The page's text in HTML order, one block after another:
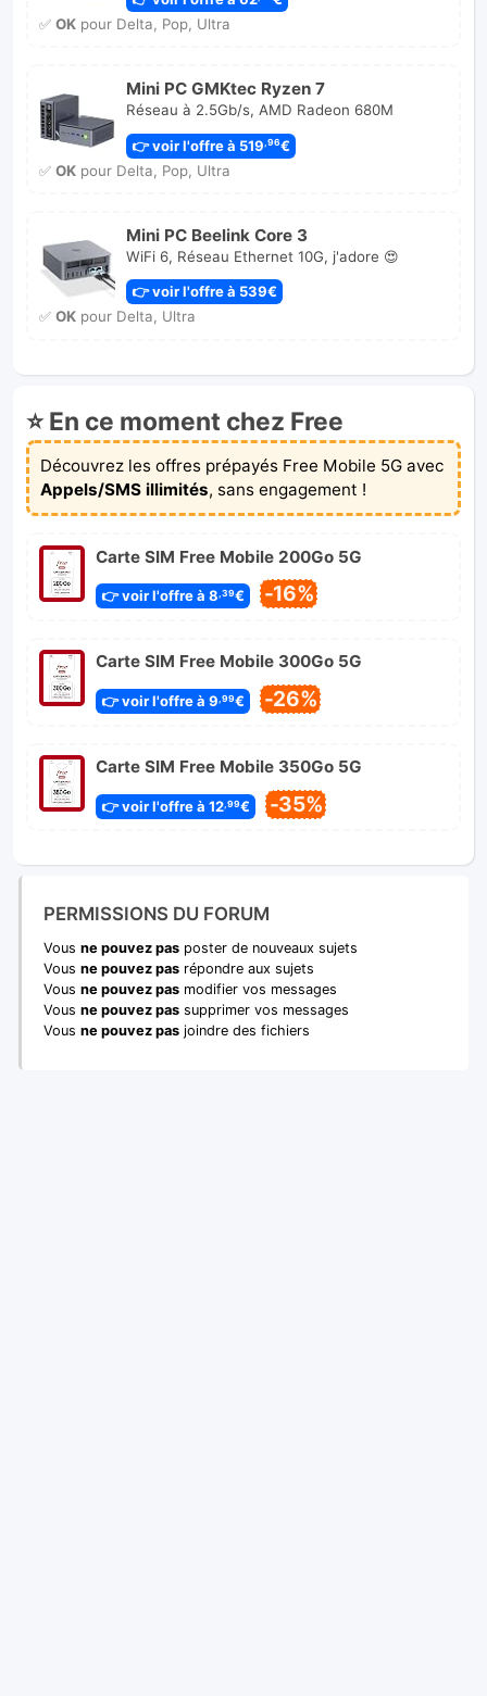
✅ OKpour Delta, Pop, Ultra
Mini PC GMKtec Ryzen 7
Réseau à 2.5Gb/s, AMD Radeon 680M
👉 voir l'offre à 519,96€
✅ OKpour Delta, Pop, Ultra
Mini PC Beelink Core 3
WiFi 6, Réseau Ethernet 10G, j'adore 😍
👉 voir l'offre à 539€
✅ OKpour Delta, Ultra
⭐ En ce moment chez Free
Découvrez les offres prépayés Free Mobile 5G avec
Appels/SMS illimités, sans engagement !
Carte SIM Free Mobile 200Go 5G
👉 voir l'offre à 8 ,39€ -16%
Carte SIM Free Mobile 300Go 5G
👉 voir l'offre à 9 ,99€ -26%
Carte SIM Free Mobile 350Go 5G
👉 voir l'offre à 12,99€ -35%
PERMISSIONS DU FORUM
Vous ne pouvez pas poster de nouveaux sujets
Vous ne pouvez pas répondre aux sujets
Vous ne pouvez pas modifier vos messages
Vous ne pouvez pas supprimer vos messages
Vous ne pouvez pas joindre des fichiers